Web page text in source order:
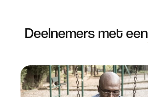
Deelnemers met een